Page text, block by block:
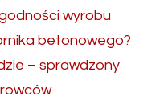
wyrobu
betonowego?
– sprawdzony